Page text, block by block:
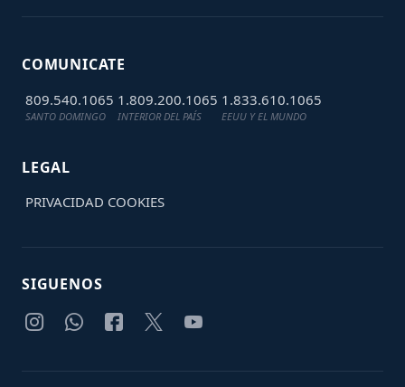
COMUNICATE
809.540.1065
SANTO DOMINGO
1.809.200.1065
INTERIOR DEL PAÍS
1.833.610.1065
EEUU Y EL MUNDO
LEGAL
PRIVACIDAD COOKIES
SIGUENOS